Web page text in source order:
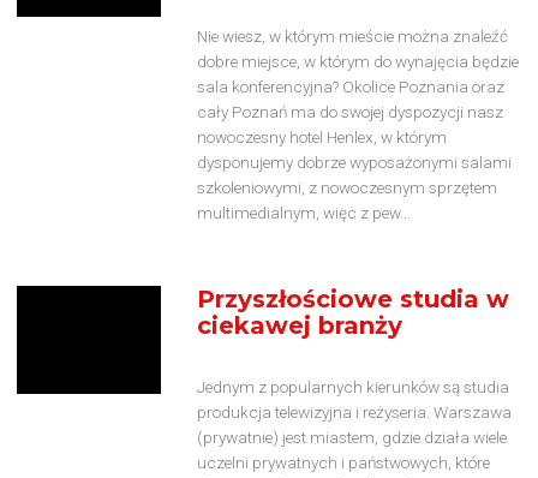
Nie wiesz, w którym mieście można znaleźć
dobre miejsce, w którym do wynajęcia będzie
sala konferencyjna? Okolice Poznania oraz
cały Poznań ma do swojej dyspozycji nasz
nowoczesny hotel Henlex, w którym
dysponujemy dobrze wyposażonymi salami
szkoleniowymi, z nowoczesnym sprzętem
multimedialnym, więc z pew...
Przyszłościowe studia w
ciekawej branży
Jednym z popularnych kierunków są studia
produkcja telewizyjna i reżyseria. Warszawa
(prywatnie) jest miastem, gdzie działa wiele
uczelni prywatnych i państwowych, które